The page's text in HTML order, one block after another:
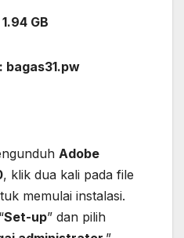
GB
bagas31.pw
Adobe
, klik dua kali pada file
memulai instalasi.
Set-up” dan pilih